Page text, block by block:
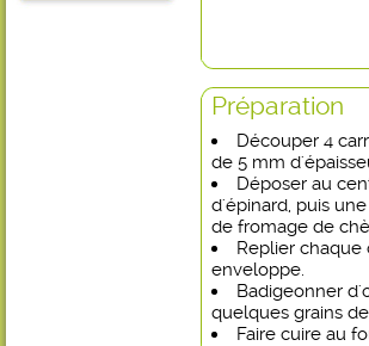
Préparation
Découper 4
de 5 mm
Déposer au
d'épinard, puis
de fromage de
Replier
enveloppe.
Badigeonner
quelques grains
Faire cuire au